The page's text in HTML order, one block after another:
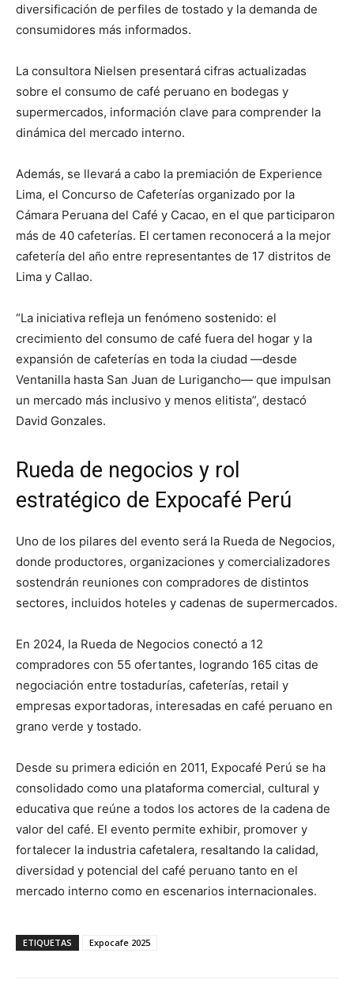
diversificación de perfiles de tostado y la demanda de
consumidores más informados.
La consultora Nielsen presentará cifras actualizadas
sobre el consumo de café peruano en bodegas y
supermercados, información clave para comprender la
dinámica del mercado interno.
Además, se llevará a cabo la premiación de Experience
Lima, el Concurso de Cafeterías organizado por la
Cámara Peruana del Café y Cacao, en el que participaron
más de 40 cafeterías. El certamen reconocerá a la mejor
cafetería del año entre representantes de 17 distritos de
Lima y Callao.
“La iniciativa refleja un fenómeno sostenido: el
crecimiento del consumo de café fuera del hogar y la
expansión de cafeterías en toda la ciudad —desde
Ventanilla hasta San Juan de Lurigancho— que impulsan
un mercado más inclusivo y menos elitista”, destacó
David Gonzales.
Rueda de negocios y rol
estratégico de Expocafé Perú
Uno de los pilares del evento será la Rueda de Negocios,
donde productores, organizaciones y comercializadores
sostendrán reuniones con compradores de distintos
sectores, incluidos hoteles y cadenas de supermercados.
En 2024, la Rueda de Negocios conectó a 12
compradores con 55 ofertantes, logrando 165 citas de
negociación entre tostadurías, cafeterías, retail y
empresas exportadoras, interesadas en café peruano en
grano verde y tostado.
Desde su primera edición en 2011, Expocafé Perú se ha
consolidado como una plataforma comercial, cultural y
educativa que reúne a todos los actores de la cadena de
valor del café. El evento permite exhibir, promover y
fortalecer la industria cafetalera, resaltando la calidad,
diversidad y potencial del café peruano tanto en el
mercado interno como en escenarios internacionales.
ETIQUETAS Expocafe 2025